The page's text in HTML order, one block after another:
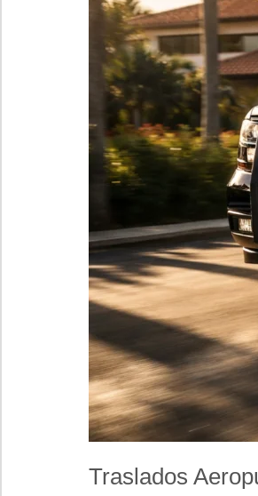
Traslados